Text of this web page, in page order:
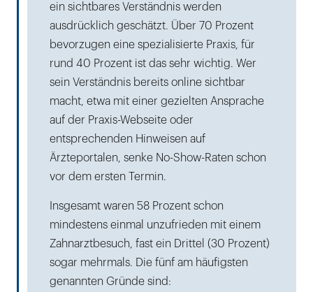
ein sichtbares Verständnis werden
ausdrücklich geschätzt. Über 70 Prozent
bevorzugen eine spezialisierte Praxis, für
rund 40 Prozent ist das sehr wichtig. Wer
sein Verständnis bereits online sichtbar
macht, etwa mit einer gezielten Ansprache
auf der Praxis-Webseite oder
entsprechenden Hinweisen auf
Ärzteportalen, senke No-Show-Raten schon
vor dem ersten Termin.
Insgesamt waren 58 Prozent schon
mindestens einmal unzufrieden mit einem
Zahnarztbesuch, fast ein Drittel (30 Prozent)
sogar mehrmals. Die fünf am häufigsten
genannten Gründe sind: